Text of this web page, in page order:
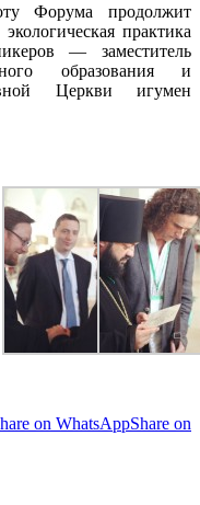
Форума продолжит
практика
— заместитель
образования и
Церкви игумен
on WhatsAppShare on